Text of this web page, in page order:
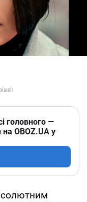
головного —
OBOZ.UA у